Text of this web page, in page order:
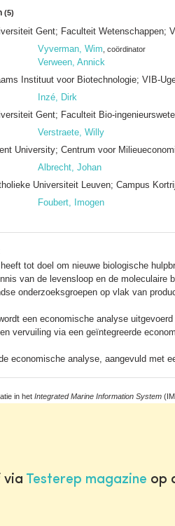
(5)
Gent; Faculteit Wetenschappen;
Vyverman, Wim , coördinator
Verween, Annick
Instituut voor Biotechnologie; VIB-
Inzé, Dirk
Gent; Faculteit Bio-
Verstraete, Willy
University; Centrum voor
Albrecht, Johan
Universiteit Leuven; Campus
Foubert, Imogen
tot doel om nieuwe biologische
van de levensloop en de moleculaire
onderzoeksgroepen op vlak van
een economische analyse
vervuiling via een geïntegreerde
economische analyse, aangevuld met
in het Integrated Marine Information System
via Testerep magazine op